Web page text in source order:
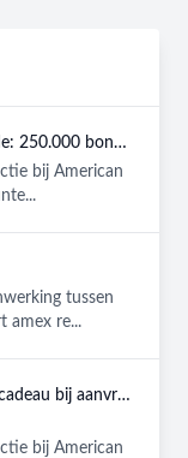
American Express referral - kortingscode: 250.000 bonuspunten GRATIS
bij American
tussen
amex re...
Amex Promo: krijg nu 150.000 punten cadeau bij aanvraag van een American Express Platinum kaart!
bij American